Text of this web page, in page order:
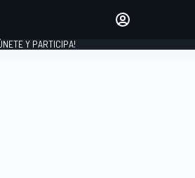
Y PARTICIPA!